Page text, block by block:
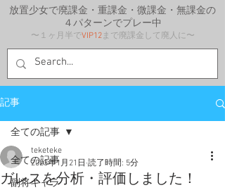
放置少女で廃課金・重課金・微課金・無課金の
４パターンでプレー中
〜１ヶ月半でVIP12まで廃課金して廃人に〜
記事
全ての記事
副将キャラ
全ての記事
ガレスを分析・評価しました！
teketeke
2023年1月21日 読了時間: 5分